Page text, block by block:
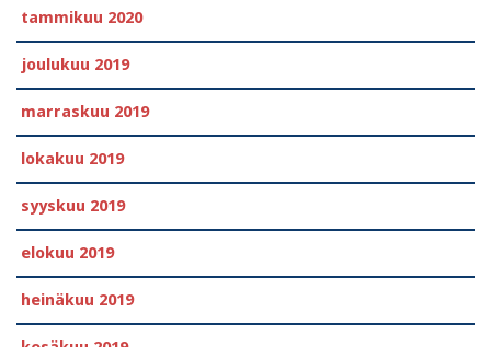
tammikuu 2020
joulukuu 2019
marraskuu 2019
lokakuu 2019
syyskuu 2019
elokuu 2019
heinäkuu 2019